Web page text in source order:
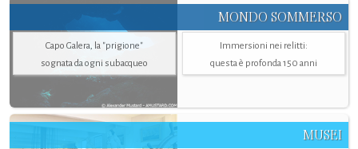
MONDO SOMMERSO
Capo Galera, la "prigione"
sognata da ogni subacqueo
Immersioni nei relitti:
questa è profonda 150 anni
MUSEI